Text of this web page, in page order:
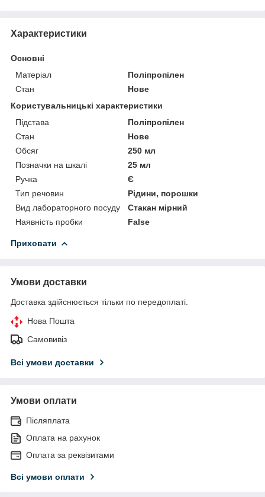
Характеристики
Основні
Матеріал
Поліпропілен
Стан
Нове
Користувальницькі характеристики
Підстава
Поліпропілен
Стан
Нове
Обсяг
250 мл
Позначки на шкалі
25 мл
Ручка
Є
Тип речовин
Рідини, порошки
Вид лабораторного посуду
Стакан мірний
Наявність пробки
False
Приховати
Умови доставки
Доставка здійснюється тільки по передоплаті.
Нова Пошта
Самовивіз
Всі умови доставки
Умови оплати
Післяплата
Оплата на рахунок
Оплата за реквізитами
Всі умови оплати